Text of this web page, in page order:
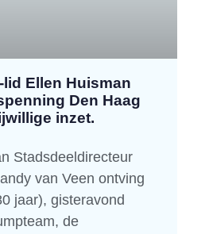
Ellen Huisman
Den Haag
inzet.
Stadsdeeldirecteur
van Veen ontving
jaar), gisteravond
de